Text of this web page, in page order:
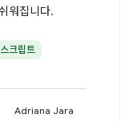
워집니다.
크립트
Adriana Jara